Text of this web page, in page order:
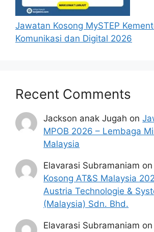
Jawatan Kosong MySTEP
Komunikasi dan Digital 2026
Recent Comments
Jackson anak Jugah on
MPOB 2026 – Lembaga
Malaysia
Elavarasi Subramaniam
Kosong AT&S Malaysia
Austria Technologie &
(Malaysia) Sdn. Bhd.
Elavarasi Subramaniam